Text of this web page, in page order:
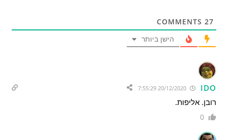
27
הישן ביותר
IDO
רובן. אליפות.
0